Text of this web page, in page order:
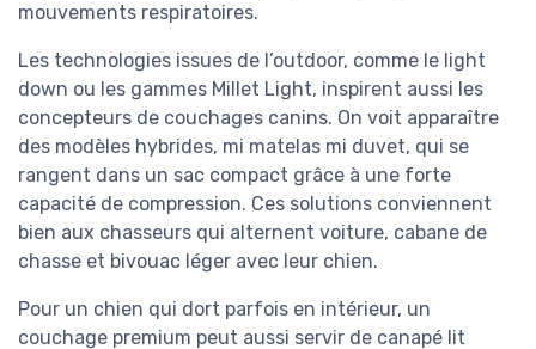
mouvements respiratoires.
Les technologies issues de l’outdoor, comme le light
down ou les gammes Millet Light, inspirent aussi les
concepteurs de couchages canins. On voit apparaître
des modèles hybrides, mi matelas mi duvet, qui se
rangent dans un sac compact grâce à une forte
capacité de compression. Ces solutions conviennent
bien aux chasseurs qui alternent voiture, cabane de
chasse et bivouac léger avec leur chien.
Pour un chien qui dort parfois en intérieur, un
couchage premium peut aussi servir de canapé lit